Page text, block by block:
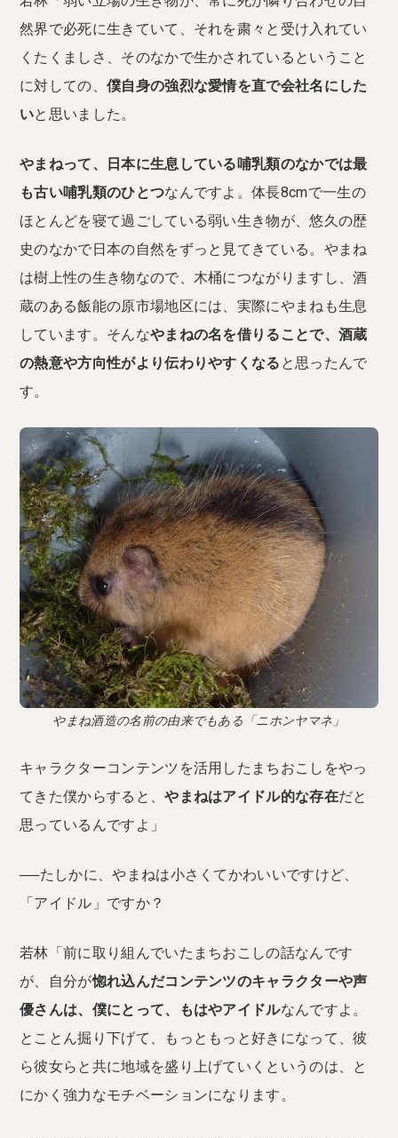
然界で必死に生きていて、それを粛々と受け入れてい
くたくましさ、そのなかで生かされているということ
に対しての、 僕自身の強烈な愛情を直で会社名にした
いと思いました。
やまねって、日本に生息している哺乳類のなかでは最
も古い哺乳類のひとつなんですよ。体長8cmで一生の
ほとんどを寝て過ごしている弱い生き物が、悠久の歴
史のなかで日本の自然をずっと見てきている。やまね
は樹上性の生き物なので、木桶につながりますし、酒
蔵のある飯能の原市場地区には、実際にやまねも生息
しています。そんなやまねの名を借りることで、酒蔵
の熱意や方向性がより伝わりやすくなる と思ったんで
す。
やまね酒造の名前の由来でもある「ニホンヤマネ」
キャラクターコンテンツを活用したまちおこしをやっ
てきた僕からすると、やまねはアイドル的な存在だと
思っているんですよ」
──たしかに、やまねは小さくてかわいいですけど、
「アイドル」ですか？
若林「前に取り組んでいたまちおこしの話なんです
が、自分が惚れ込んだコンテンツのキャラクターや声
優さんは、僕にとって、もはやアイドルなんですよ。
とことん掘り下げて、もっともっと好きになって、彼
ら彼女らと共に地域を盛り上げていくというのは、と
にかく強力なモチベーションになります。